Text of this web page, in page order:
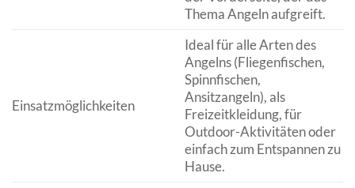
Thema Angeln aufgreift.
Einsatzmöglichkeiten
Ideal für alle Arten des
Angelns (Fliegenfischen,
Spinnfischen,
Ansitzangeln), als
Freizeitkleidung, für
Outdoor-Aktivitäten oder
einfach zum Entspannen zu
Hause.